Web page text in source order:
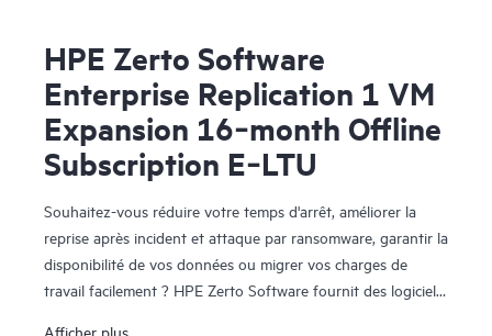
HPE Zerto Software
Enterprise Replication 1 VM
Expansion 16‑month Offline
Subscription E‑LTU
Souhaitez-vous réduire votre temps d'arrêt, améliorer la
reprise après incident et attaque par ransomware, garantir la
disponibilité de vos données ou migrer vos charges de
travail facilement ? HPE Zerto Software fournit des logiciels
Afficher plus